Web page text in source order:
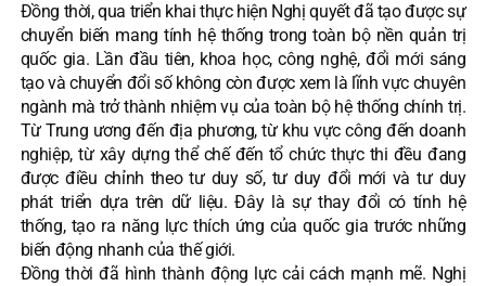
Đồng thời, qua triển khai thực hiện Nghị quyết đã tạo được sự
chuyển biến mang tính hệ thống trong toàn bộ nền quản trị
quốc gia. Lần đầu tiên, khoa học, công nghệ, đổi mới sáng
tạo và chuyển đổi số không còn được xem là lĩnh vực chuyên
ngành mà trở thành nhiệm vụ của toàn bộ hệ thống chính trị.
Từ Trung ương đến địa phương, từ khu vực công đến doanh
nghiệp, từ xây dựng thể chế đến tổ chức thực thi đều đang
được điều chỉnh theo tư duy số, tư duy đổi mới và tư duy
phát triển dựa trên dữ liệu. Đây là sự thay đổi có tính hệ
thống, tạo ra năng lực thích ứng của quốc gia trước những
biến động nhanh của thế giới.
Đồng thời đã hình thành động lực cải cách mạnh mẽ. Nghị